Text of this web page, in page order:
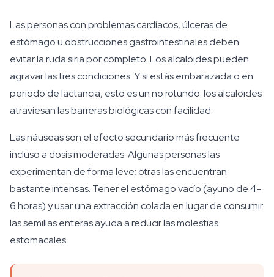
Las personas con problemas cardíacos, úlceras de
estómago u obstrucciones gastrointestinales deben
evitar la ruda siria por completo. Los alcaloides pueden
agravar las tres condiciones. Y si estás embarazada o en
periodo de lactancia, esto es un no rotundo: los alcaloides
atraviesan las barreras biológicas con facilidad.
Las náuseas son el efecto secundario más frecuente
incluso a dosis moderadas. Algunas personas las
experimentan de forma leve; otras las encuentran
bastante intensas. Tener el estómago vacío (ayuno de 4–
6 horas) y usar una extracción colada en lugar de consumir
las semillas enteras ayuda a reducir las molestias
estomacales.